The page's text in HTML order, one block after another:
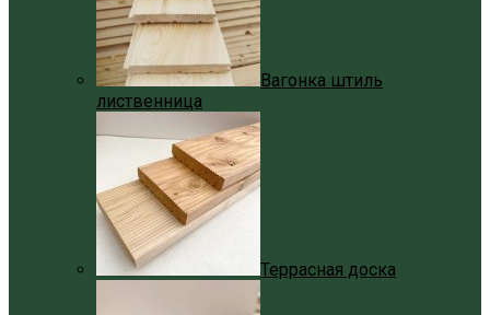
Вагонка штиль
лиственница
Террасная доска